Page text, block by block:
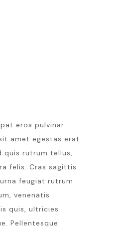
eros pulvinar
amet egestas erat
quis rutrum tellus,
felis. Cras sagittis
feugiat rutrum.
venenatis
quis, ultricies
Pellentesque